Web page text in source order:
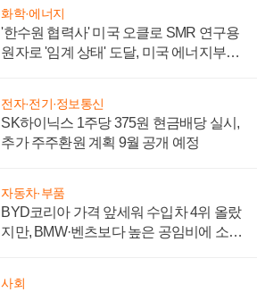
화학·에너지
'한수원 협력사' 미국 오클로 SMR 연구용
원자로 '임계 상태' 도달, 미국 에너지부
전자·전기·정보통신
SK하이닉스 1주당 375원 현금배당 실시,
추가 주주환원 계획 9월 공개 예정
자동차·부품
BYD코리아 가격 앞세워 수입차 4위 올랐
지만, BMW·벤츠보다 높은 공임비에 소비
사회